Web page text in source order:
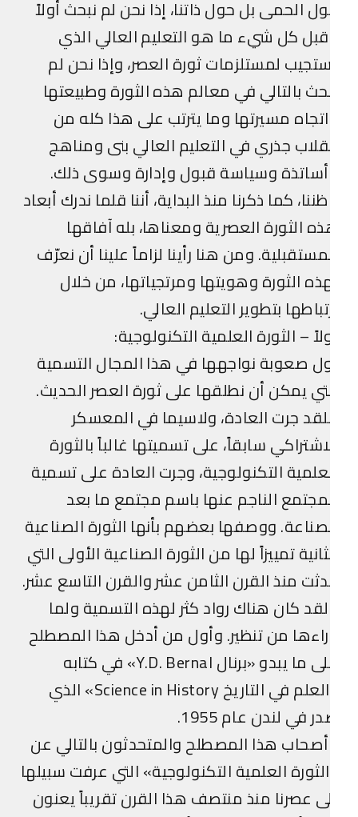
الحمى بل حول ذاتنا، إذا نحن لم نبحث أولاً
كل شيء ما هو التعليم العالي الذي
لمستلزمات ثورة العصر، وإذا نحن لم
بالتالي في معالم هذه الثورة وطبيعتها
مسيرتها وما يترتب على هذا كله من
جذري في التعليم العالي بنى ومناهج
وسياسة قبول وإدارة وسوى ذلك.
كما ذكرنا منذ البداية، أننا قلما ندرك أبعاد
الثورة العصرية ومعناها، بله آفاقها
ومن هنا رأينا لزاماً علينا أن نعرّف
الثورة وهويتها ومرتجياتها، من خلال
بتطوير التعليم العالي.
– الثورة العلمية التكنولوجية:
صعوبة نواجهها في هذا المجال التسمية
يمكن أن نطلقها على ثورة العصر الحديث.
جرت العادة، ولاسيما في المعسكر
سابقاً، على تسميتها غالباً بالثورة
التكنولوجية، وجرت العادة على تسمية
الناجم عنها باسم مجتمع ما بعد
ووصفها بعضهم بأنها الثورة الصناعية
تمييزاً لها من الثورة الصناعية الأولى التي
منذ القرن الثامن عشر والقرن التاسع عشر.
كان هناك رواد كثر لهذه التسمية ولما
من تنظير. وأول من أدخل هذا المصطلح
على ما يبدو «برنال Y.D. Bernal» في كتابه
«العلم في التاريخ Science in History» الذي
في لندن عام 1955.
هذا المصطلح والمتحدثون بالتالي عن
العلمية التكنولوجية» التي عرفت سبيلها
عصرنا منذ منتصف هذا القرن تقريباً يعنون